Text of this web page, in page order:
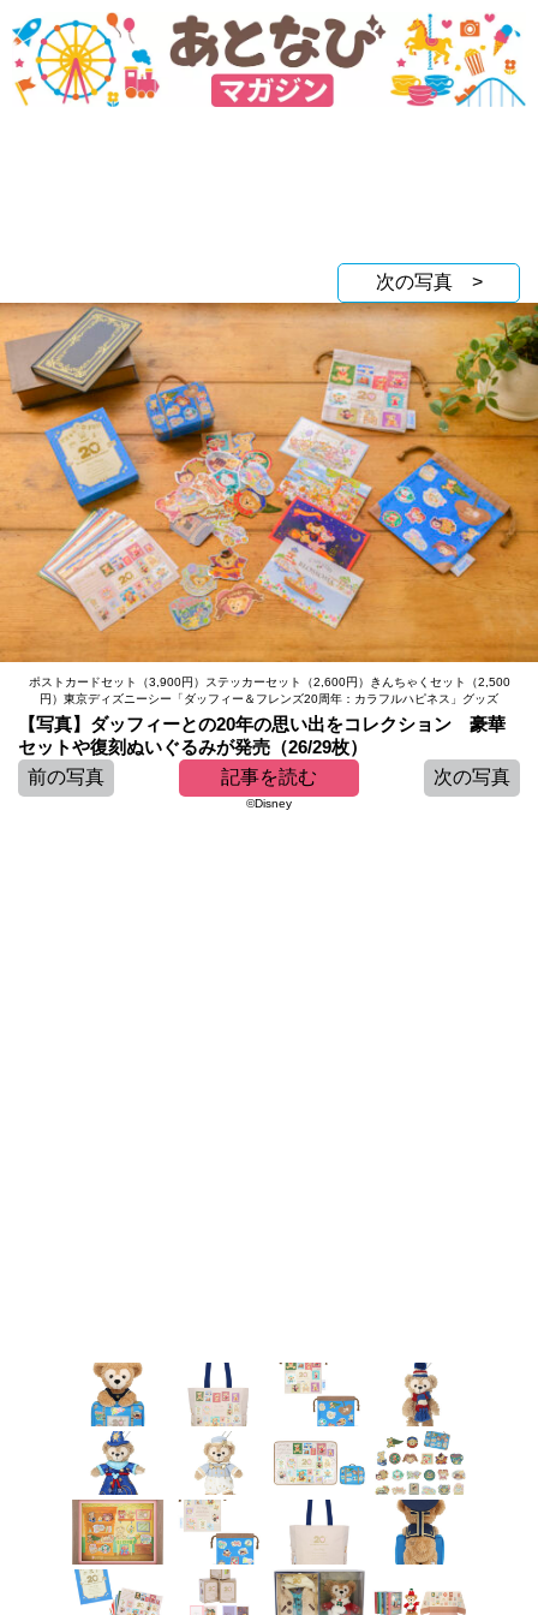
次の写真 >
ポストカードセット（3,900円）ステッカーセット（2,600円）きんちゃくセット（2,500
円）東京ディズニーシー「ダッフィー＆フレンズ20周年：カラフルハピネス」グッズ
【写真】ダッフィーとの20年の思い出をコレクション 豪華
セットや復刻ぬいぐるみが発売（26/29枚）
前の写真
記事を読む 次の写真
©Disney